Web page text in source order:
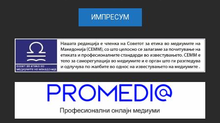
ИМПРЕСУМ